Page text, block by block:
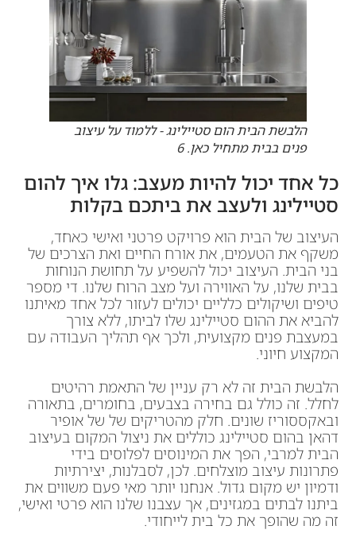
הלבשת הבית הום סטיילינג - ללמוד על עיצוב
פנים בבית מתחיל כאן. 6
כל אחד יכול להיות מעצב: גלו איך להום
סטיילינג ולעצב את ביתכם בקלות
העיצוב של הבית הוא פרויקט פרטני ואישי כאחד,
משקף את הטעמים, את אורח החיים ואת הצרכים של
בני הבית. העיצוב יכול להשפיע על תחושת הנוחות
בבית שלנו, על האווירה ועל מצב הרוח שלנו. די מספר
טיפים ושיקולים כלליים יכולים לעזור לכל אחד מאיתנו
להביא את ההום סטיילינג שלו לביתו, ללא צורך
במעצבת פנים מקצועית, ולכך אף תהליך העבודה עם
המקצוע חיוני.
הלבשת הבית זה לא רק עניין של התאמת רהיטים
לחלל. זה כולל גם בחירה בצבעים, בחומרים, בתאורה
ובאקססוריז שונים. חלק מהטריקים של של אופיר
דהאן בהום סטיילינג כוללים את ניצול המקום בעיצוב
הבית למרבי, הפך את המינוסים לפלוסים בידי
פתרונות עיצוב מוצלחים. לכן, לסבלנות, יצירתיות
ודמיון יש מקום גדול. אנחנו יותר מאי פעם משווים את
ביתנו לבתים במגזינים, אך עצבנו שלנו הוא פרטי ואישי,
זה מה שהופך את כל בית לייחודי.